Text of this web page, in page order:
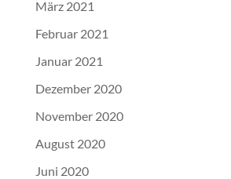
März 2021
Februar 2021
Januar 2021
Dezember 2020
November 2020
August 2020
Juni 2020